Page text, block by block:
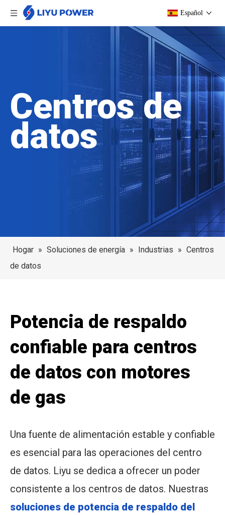
Español
Centros de
datos
Hogar » Soluciones de energía » Industrias » Centros
de datos
Potencia de respaldo
confiable para centros
de datos con motores
de gas
Una fuente de alimentación estable y confiable
es esencial para las operaciones del centro
de datos. Liyu se dedica a ofrecer un poder
consistente a los centros de datos. Nuestras
soluciones de potencia de respaldo del